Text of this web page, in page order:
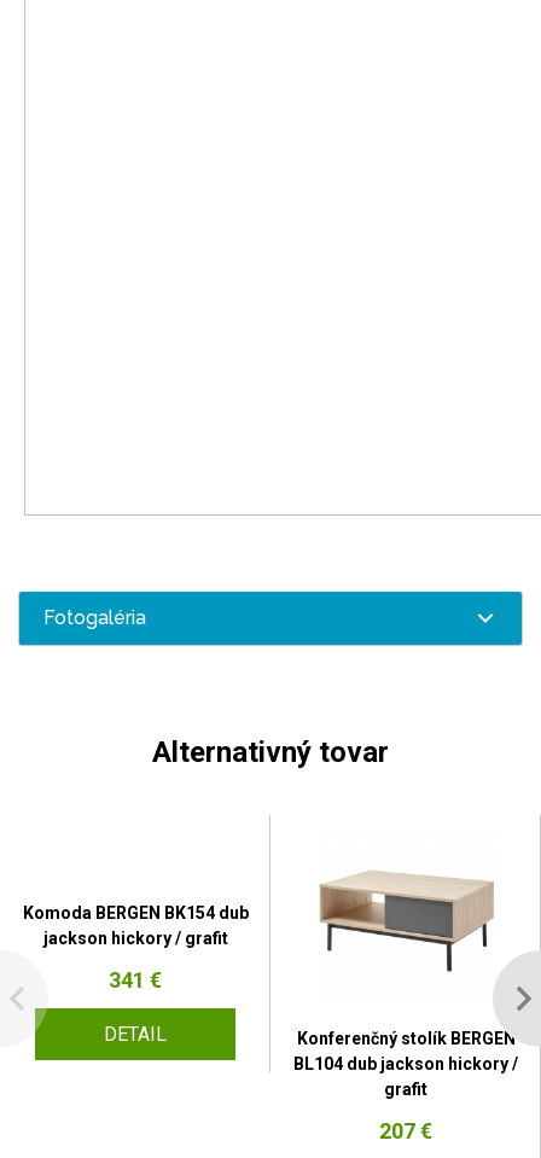
Fotogaléria
Alternativný tovar
Komoda BERGEN BK154 dub
jackson hickory / grafit
341 €
DETAIL
Konferenčný stolík BERGEN
BL104 dub jackson hickory /
grafit
207 €